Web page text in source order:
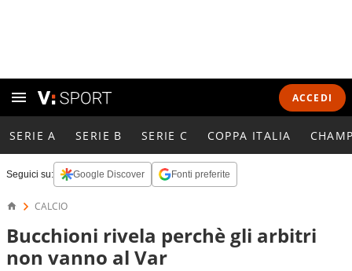
ACCEDI
SERIE A SERIE B SERIE C COPPA ITALIA
Seguici su: Google Discover Fonti preferite
CALCIO
Bucchioni rivela perchè gli arbitri
non vanno al Var